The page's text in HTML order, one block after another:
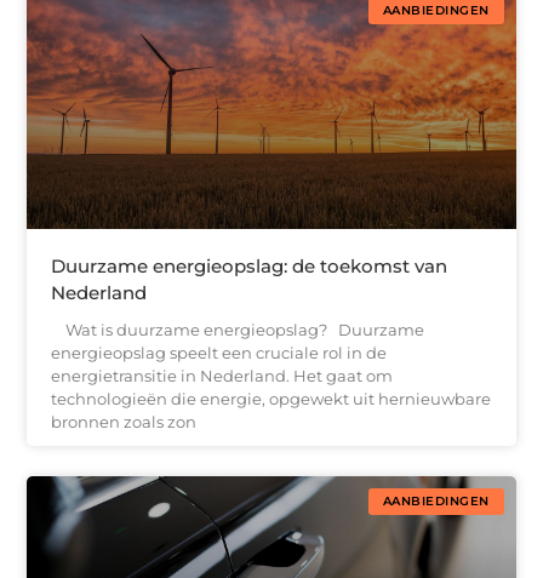
AANBIEDINGEN
Duurzame energieopslag: de toekomst van
Nederland
Wat is duurzame energieopslag? Duurzame
energieopslag speelt een cruciale rol in de
energietransitie in Nederland. Het gaat om
technologieën die energie, opgewekt uit hernieuwbare
bronnen zoals zon
AANBIEDINGEN